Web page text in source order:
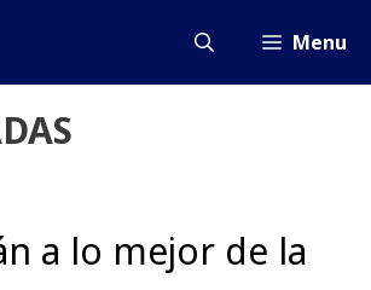
Menu
a lo mejor de la